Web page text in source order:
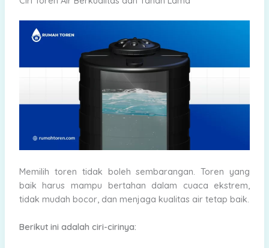
Memilih toren tidak boleh sembarangan. Toren yang
baik harus mampu bertahan dalam cuaca ekstrem,
tidak mudah bocor, dan menjaga kualitas air tetap baik.
Berikut ini adalah ciri-cirinya: